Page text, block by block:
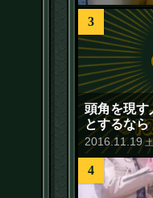
3
頭角を現す
とするなら
2016.11.19 土
4